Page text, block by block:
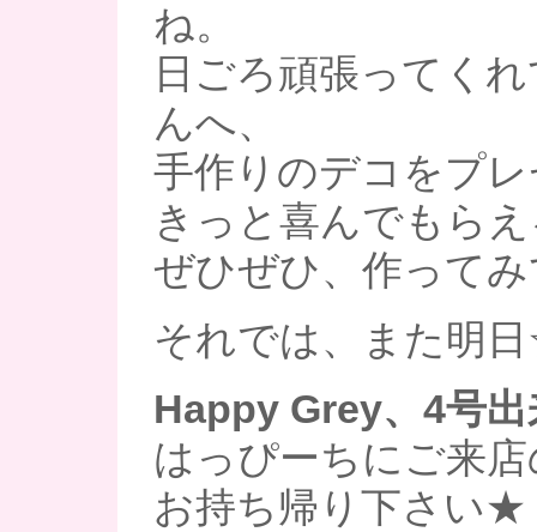
ね。
日ごろ頑張ってく
んへ、
手作りのデコをプ
きっと喜んでもら
ぜひぜひ、作って
それでは、また明
Happy Grey、4号
はっぴーちにご来
お持ち帰り下さい★